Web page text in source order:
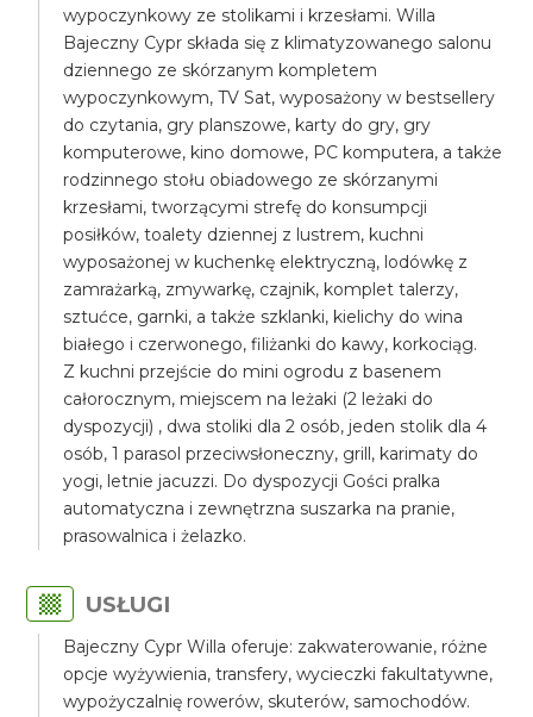
wypoczynkowy ze stolikami i krzesłami. Willa
Bajeczny Cypr składa się z klimatyzowanego salonu
dziennego ze skórzanym kompletem
wypoczynkowym, TV Sat, wyposażony w bestsellery
do czytania, gry planszowe, karty do gry, gry
komputerowe, kino domowe, PC komputera, a także
rodzinnego stołu obiadowego ze skórzanymi
krzesłami, tworzącymi strefę do konsumpcji
posiłków, toalety dziennej z lustrem, kuchni
wyposażonej w kuchenkę elektryczną, lodówkę z
zamrażarką, zmywarkę, czajnik, komplet talerzy,
sztućce, garnki, a także szklanki, kielichy do wina
białego i czerwonego, filiżanki do kawy, korkociąg.
Z kuchni przejście do mini ogrodu z basenem
całorocznym, miejscem na leżaki (2 leżaki do
dyspozycji) , dwa stoliki dla 2 osób, jeden stolik dla 4
osób, 1 parasol przeciwsłoneczny, grill, karimaty do
yogi, letnie jacuzzi. Do dyspozycji Gości pralka
automatyczna i zewnętrzna suszarka na pranie,
prasowalnica i żelazko.
USŁUGI
Bajeczny Cypr Willa oferuje: zakwaterowanie, różne
opcje wyżywienia, transfery, wycieczki fakultatywne,
wypożyczalnię rowerów, skuterów, samochodów.